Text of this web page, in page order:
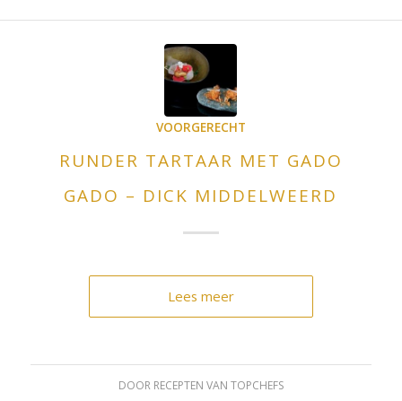
VOORGERECHT
RUNDER TARTAAR MET GADO
GADO – DICK MIDDELWEERD
Lees meer
DOOR RECEPTEN VAN TOPCHEFS